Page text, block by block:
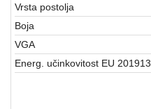
Vrsta postolja
Boja
VGA
Energ. učinkovitost EU 201913